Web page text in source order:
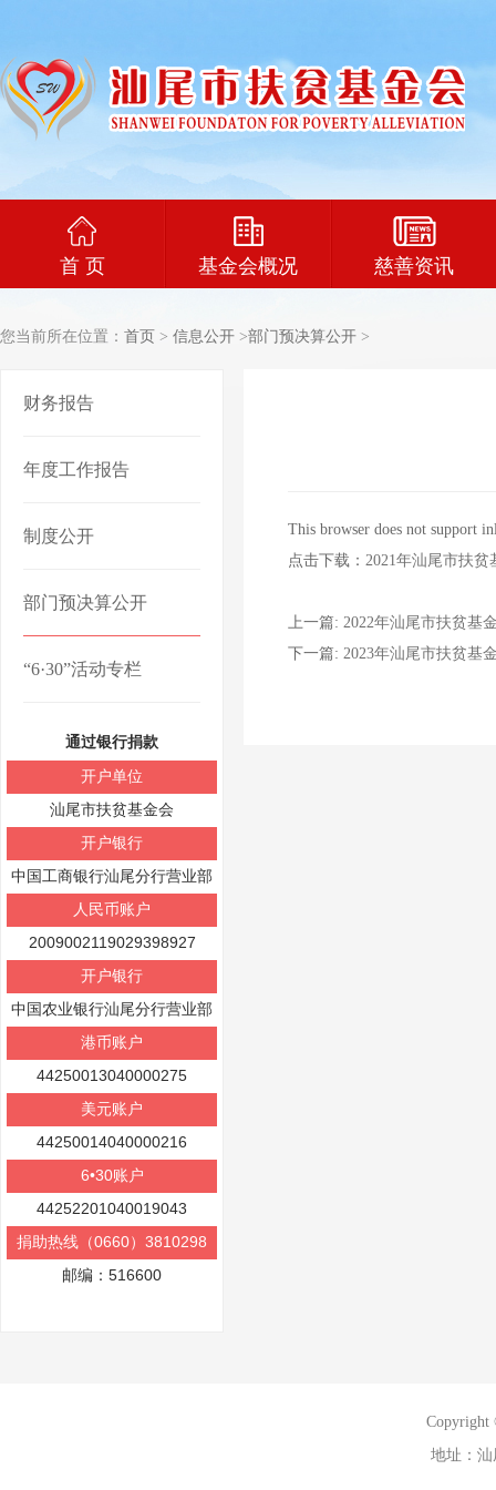
首 页 基金会概况 慈善资讯
您当前所在位置： 首页 > 信息公开 >部门预决算公开 >
财务报告
年度工作报告
制度公开
部门预决算公开
“6·30”活动专栏
通过银行捐款
开户单位
汕尾市扶贫基金会
开户银行
中国工商银行汕尾分行营业部
人民币账户
2009002119029398927
开户银行
中国农业银行汕尾分行营业部
港币账户
44250013040000275
美元账户
44250014040000216
6•30账户
44252201040019043
捐助热线（0660）3810298
邮编：516600
This browser does not support
点击下载： 2021年汕尾市扶
上一篇: 2022年汕尾市扶贫基
下一篇: 2023年汕尾市扶贫基
地址：